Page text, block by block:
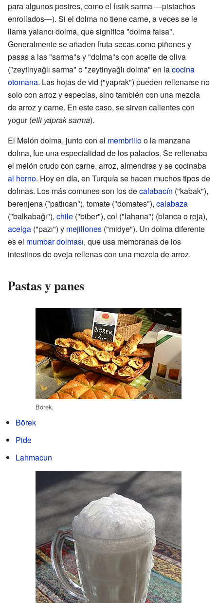
para algunos postres, como el fıstık sarma —pistachos
enrollados—). Si el dolma no tiene carne, a veces se le
llama yalancı dolma, que significa "dolma falsa".
Generalmente se añaden fruta secas como piñones y
pasas a las "sarma"s y "dolma"s con aceite de oliva
("zeytinyağlı sarma" o "zeytinyağlı dolma" en lacocina
otomana. Las hojas de vid ("yaprak") pueden rellenarse no
solo con arroz y especias, sino también con una mezcla
de arroz y carne. En este caso, se sirven calientes con
yogur (etli yaprak sarma).
El Melón dolma, junto con el membrilloo la manzana
dolma, fue una especialidad de los palacios. Se rellenaba
el melón crudo con carne, arroz, almendras y se cocinaba
al horno. Hoy en día, en Turquía se hacen muchos tipos de
dolmas. Los más comunes son los decalabacín ("kabak"),
berenjena ("patlıcan"), tomate ("domates"), calabaza
("balkabağı"), chile ("biber"), col ("lahana") (blanca o roja),
acelga ("pazı") y mejillones ("midye"). Un dolma diferente
es el mumbar dolması, que usa membranas de los
intestinos de oveja rellenas con una mezcla de arroz.
Pastas y panes
Börek.
Börek
Pide
Lahmacun